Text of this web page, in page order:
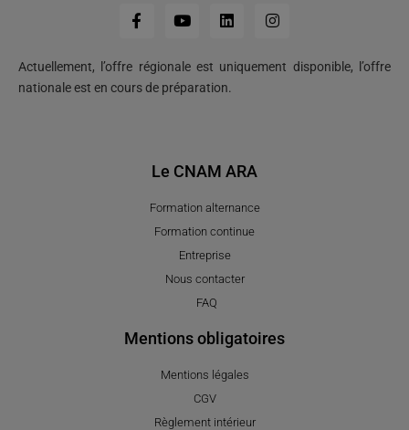
Actuellement, l’offre régionale est uniquement disponible, l’offre
nationale est en cours de préparation.
Le CNAM ARA
Formation alternance
Formation continue
Entreprise
Nous contacter
FAQ
Mentions obligatoires
Mentions légales
CGV
Règlement intérieur